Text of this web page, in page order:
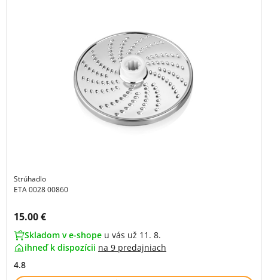
Strúhadlo
ETA 0028 00860
Cena s DPH:
15.00 €
Skladom v e-shope u vás už 11. 8.
ihneď k dispozícii na 9 predajniach
4.8